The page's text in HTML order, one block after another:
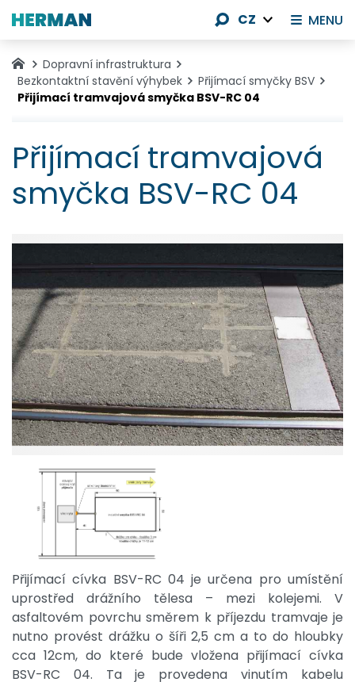
Dopravní infrastruktura
Bezkontaktní stavění výhybek
Přijímací smyčky BSV
Přijímací tramvajová smyčka BSV-RC 04
Přijímací tramvajová
smyčka BSV-RC 04
Přijímací cívka BSV-RC 04 je určena pro umístění
uprostřed drážního tělesa – mezi kolejemi. V
asfaltovém povrchu směrem k příjezdu tramvaje je
nutno provést drážku o šíři 2,5 cm a to do hloubky
cca 12cm, do které bude vložena přijímací cívka
BSV-RC 04. Ta je provedena vinutím kabelu
MENU
CZ